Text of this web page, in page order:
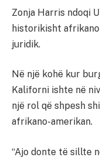
Zonja Harris ndoqi
historikisht
juridik.
Në një kohë kur
Kaliforni ishte në
një rol që shpesh
afrikano-amerikan.
“Ajo donte të sillte